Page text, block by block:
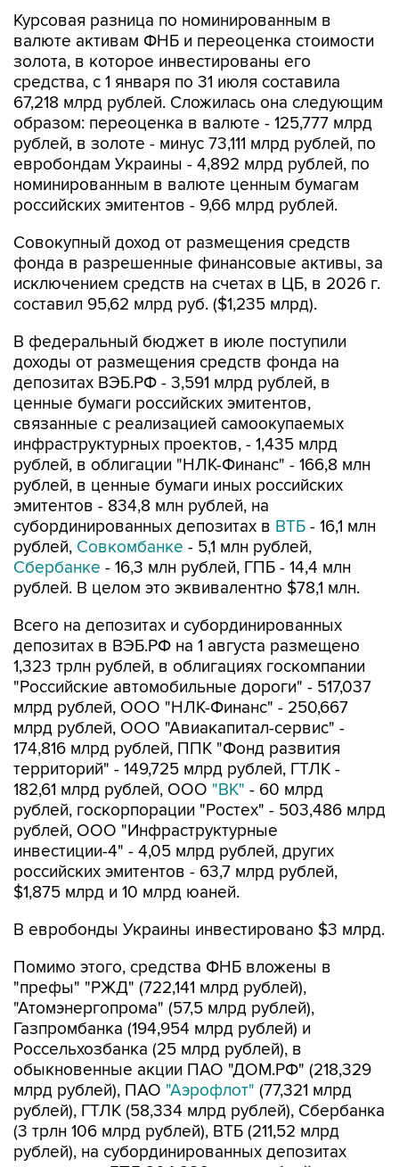
Курсовая разница по номинированным в
валюте активам ФНБ и переоценка стоимости
золота, в которое инвестированы его
средства, с 1 января по 31 июля составила
67,218 млрд рублей. Сложилась она следующим
образом: переоценка в валюте - 125,777 млрд
рублей, в золоте - минус 73,111 млрд рублей, по
евробондам Украины - 4,892 млрд рублей, по
номинированным в валюте ценным бумагам
российских эмитентов - 9,66 млрд рублей.
Совокупный доход от размещения средств
фонда в разрешенные финансовые активы, за
исключением средств на счетах в ЦБ, в 2026 г.
составил 95,62 млрд руб. ($1,235 млрд).
В федеральный бюджет в июле поступили
доходы от размещения средств фонда на
депозитах ВЭБ.РФ - 3,591 млрд рублей, в
ценные бумаги российских эмитентов,
связанные с реализацией самоокупаемых
инфраструктурных проектов, - 1,435 млрд
рублей, в облигации "НЛК-Финанс" - 166,8 млн
рублей, в ценные бумаги иных российских
эмитентов - 834,8 млн рублей, на
субординированных депозитах в ВТБ - 16,1 млн
рублей, Совкомбанке - 5,1 млн рублей,
Сбербанке - 16,3 млн рублей, ГПБ - 14,4 млн
рублей. В целом это эквивалентно $78,1 млн.
Всего на депозитах и субординированных
депозитах в ВЭБ.РФ на 1 августа размещено
1,323 трлн рублей, в облигациях госкомпании
"Российские автомобильные дороги" - 517,037
млрд рублей, ООО "НЛК-Финанс" - 250,667
млрд рублей, ООО "Авиакапитал-сервис" -
174,816 млрд рублей, ППК "Фонд развития
территорий" - 149,725 млрд рублей, ГТЛК -
182,61 млрд рублей, ООО "ВК" - 60 млрд
рублей, госкорпорации "Ростех" - 503,486 млрд
рублей, ООО "Инфраструктурные
инвестиции-4" - 4,05 млрд рублей, других
российских эмитентов - 63,7 млрд рублей,
$1,875 млрд и 10 млрд юаней.
В евробонды Украины инвестировано $3 млрд.
Помимо этого, средства ФНБ вложены в
"префы" "РЖД" (722,141 млрд рублей),
"Атомэнергопрома" (57,5 млрд рублей),
Газпромбанка (194,954 млрд рублей) и
Россельхозбанка (25 млрд рублей), в
обыкновенные акции ПАО "ДОМ.РФ" (218,329
млрд рублей), ПАО "Аэрофлот" (77,321 млрд
рублей), ГТЛК (58,334 млрд рублей), Сбербанка
(3 трлн 106 млрд рублей), ВТБ (211,52 млрд
рублей), на субординированных депозитах